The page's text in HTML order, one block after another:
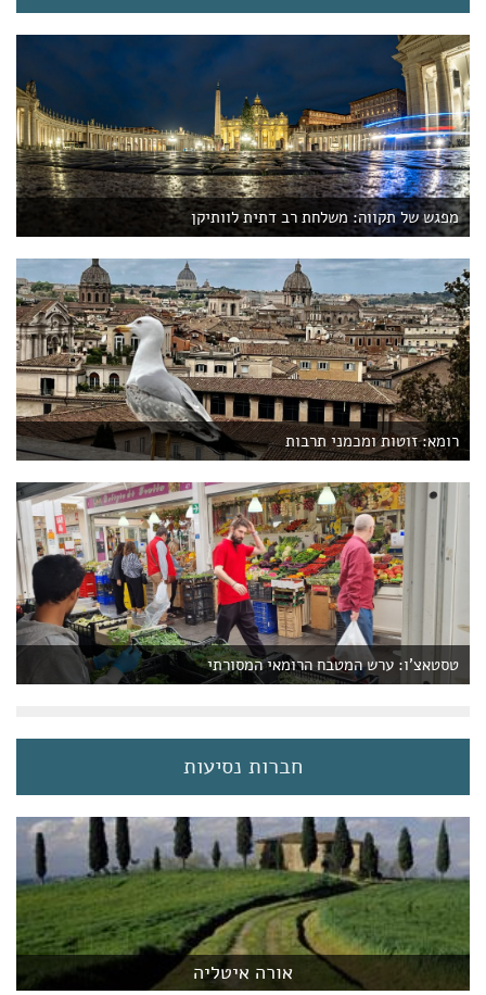
מפגש של תקווה: משלחת רב דתית לוותיקן
רומא: זוטות ומכמני תרבות
טסטאצ'ו: ערש המטבח הרומאי המסורתי
חברות נסיעות
אורה איטליה